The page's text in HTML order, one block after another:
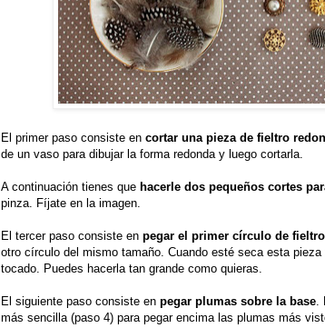
El primer paso consiste en cortar una pieza de fieltro
de un vaso para dibujar la forma redonda y luego cortarla.
A continuación tienes que hacerle dos pequeños cortes
pinza. Fíjate en la imagen.
El tercer paso consiste en pegar el primer círculo de
otro círculo del mismo tamaño. Cuando esté seca esta
tocado. Puedes hacerla tan grande como quieras.
El siguiente paso consiste en pegar plumas sobre la base.
más sencilla (paso 4) para pegar encima las plumas más